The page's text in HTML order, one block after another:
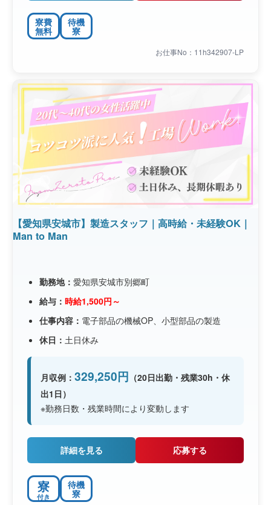
寮費
無料
待機
寮
お仕事No：11h342907-LP
【愛知県安城市】製造スタッフ｜高時給・未経験OK｜
Man to Man
勤務地： 愛知県安城市別郷町
給与： 時給1,500円～
仕事内容： 電子部品の機械OP、小型部品の製造
休日： 土日休み
月収例： 329,250円 （20日出勤・残業30h・休
出1日）
※勤務日数・残業時間により変動します
詳細を見る 応募する
寮
付き
待機
寮